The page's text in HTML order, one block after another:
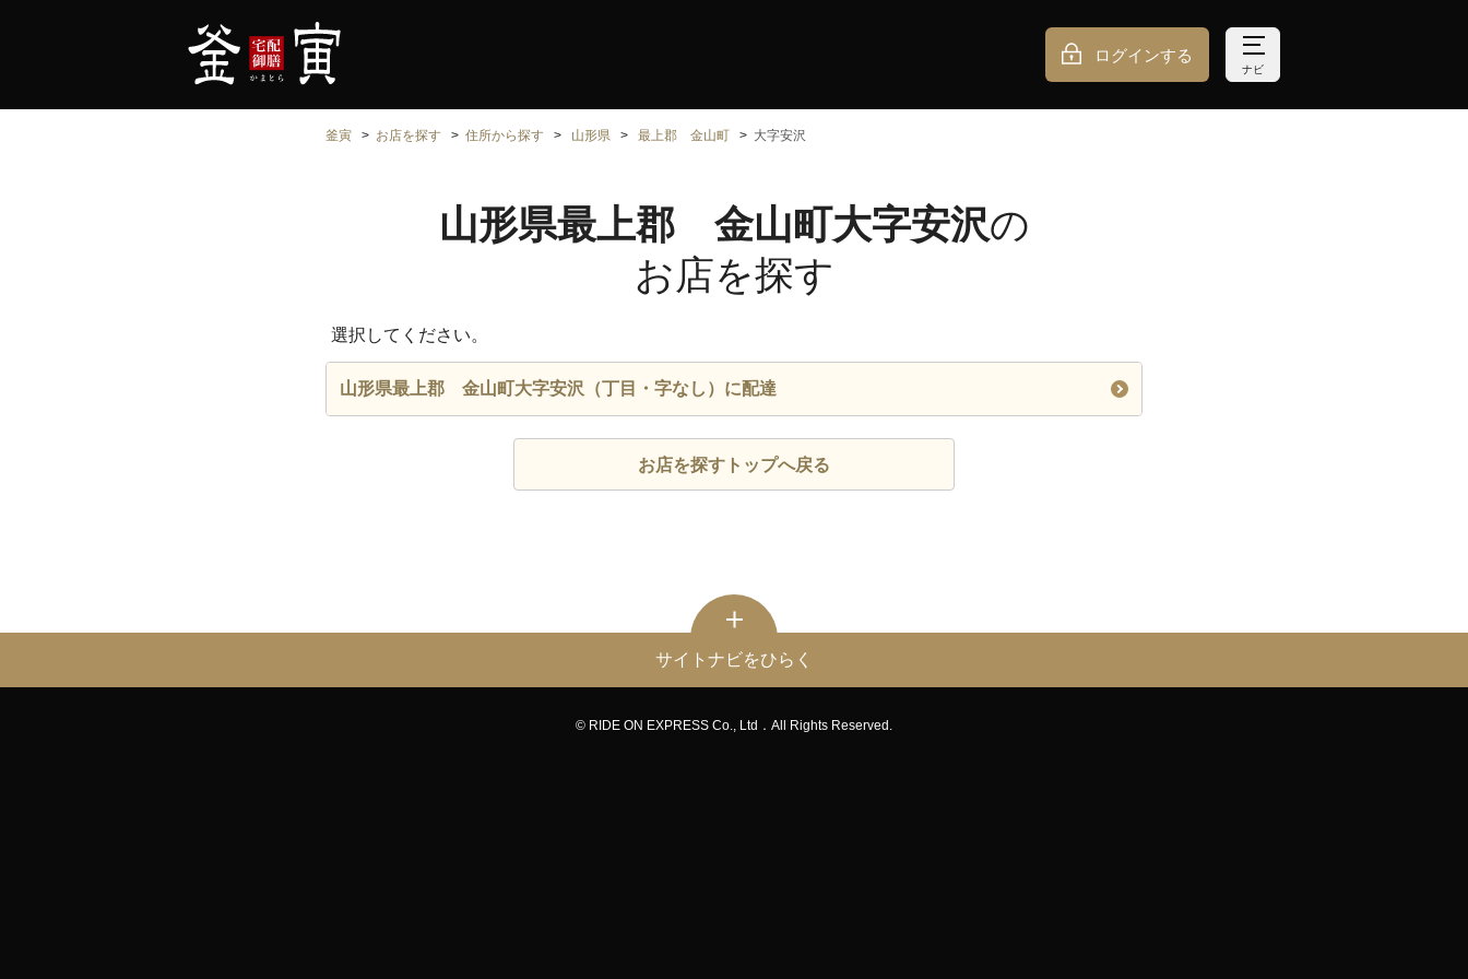
ログインする
ナビ
釜寅 お店を探す 住所から探す 山形県 最上郡 金山町 大字安沢
山形県最上郡 金山町大字安沢の
お店を探す
選択してください。
山形県最上郡 金山町大字安沢（丁目・字なし）に配達
お店を探すトップへ戻る
サイトナビをひらく
© RIDE ON EXPRESS Co., Ltd．All Rights Reserved.